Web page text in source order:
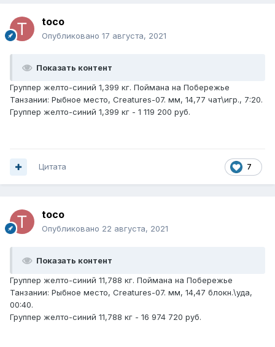
toco
Опубликовано 17 августа, 2021
Показать контент
Группер желто-синий 1,399 кг. Поймана на Побережье
Танзании: Рыбное место, Creatures-07. мм, 14,77 чат\игр., 7:20.
Группер желто-синий 1,399 кг - 1 119 200 руб.
7
Цитата
toco
Опубликовано 22 августа, 2021
Показать контент
Группер желто-синий 11,788 кг. Поймана на Побережье
Танзании: Рыбное место, Creatures-07. мм, 14,47 блокн.\уда,
00:40.
Группер желто-синий 11,788 кг - 16 974 720 руб.